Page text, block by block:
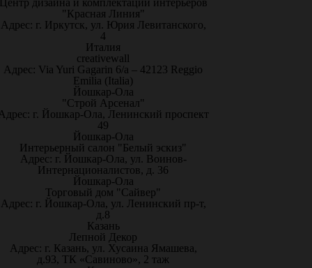
дизайна и комплектации интерьеров
"Красная Линия"
Адрес: г. Иркутск, ул. Юрия Левитанского,
4
Италия
creativewall
Адрес: Via Yuri Gagarin 6/a – 42123 Reggio
Emilia (Italia)
Йошкар-Ола
"Строй Арсенал"
г. Йошкар-Ола, Ленинский проспект
49
Йошкар-Ола
Интерьерный салон "Белый эскиз"
Адрес: г. Йошкар-Ола, ул. Воинов-
Интернационалистов, д. 36
Йошкар-Ола
Торговый дом "Сайвер"
Адрес: г. Йошкар-Ола, ул. Ленинский пр-т,
д.8
Казань
Лепной Декор
Адрес: г. Казань, ул. Хусаина Ямашева,
д.93, ТК «Савиново», 2 таж